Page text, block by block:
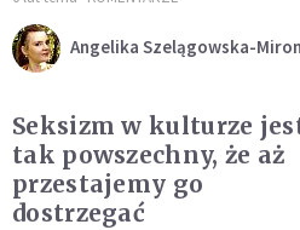
Angelika Szelągowska-
Seksizm w kulturze
tak powszechny, że aż
przestajemy go
dostrzegać